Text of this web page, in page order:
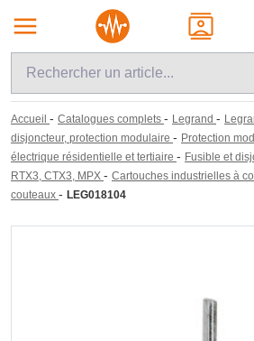
Accueil - Catalogues complets - Legrand -
disjoncteur, protection modulaire - Protection
électrique résidentielle et tertiaire - Fusible et
RTX3, CTX3, MPX - Cartouches industrielles à
couteaux - LEG018104